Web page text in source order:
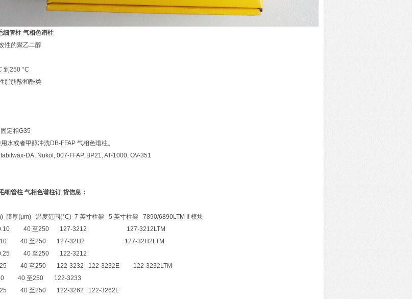
细管柱 气相色谱柱
性的聚乙二醇
到250 °C
脂肪酸和酚类
定相G35
水或者甲醇冲洗DB-FFAP 气相色谱柱。
DA, Nukol, 007-FFAP, BP21, AT-1000, OV-351
细管柱 气相色谱柱订 货信息：
膜厚(μm) 温度范围(°C) 7 英寸柱架 5 英寸柱架 7890/6890LTM II 模块
40 至250 127-3212 127-3212LTM
至250 127-32H2 127-32H2LTM
0.25 40 至250 122-3212
至250 122-3232 122-3232E 122-3232LTM
至250 122-3233
至250 122-3262 122-3262E